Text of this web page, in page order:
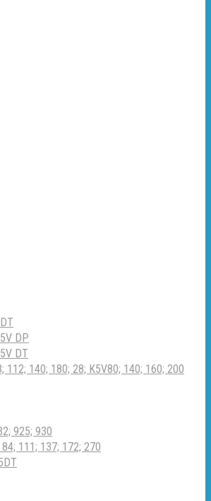
DP
DT
112; 140; 180; 28; K5V80; 140; 160; 200
925; 930
111; 137; 172; 270